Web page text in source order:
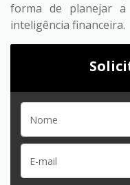
forma de planejar
inteligência financeira.